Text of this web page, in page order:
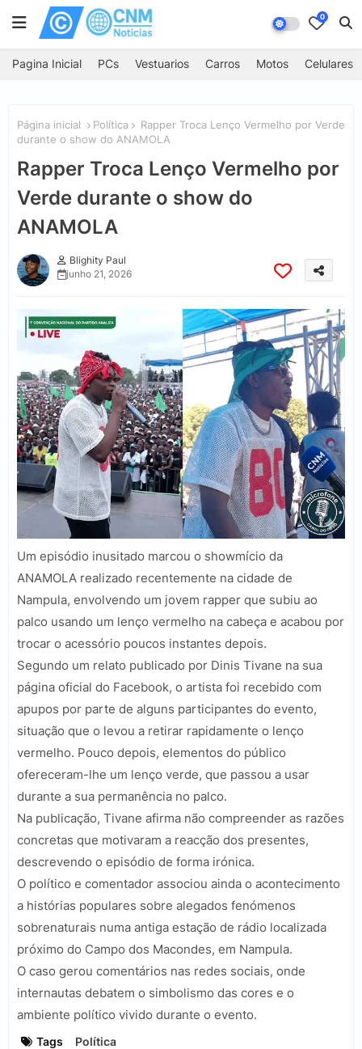
0
Pagina Inicial PCs Vestuarios Carros Motos Celulares
Página inicial Política
Rapper Troca Lenço Vermelho por Verde
durante o show do ANAMOLA
Rapper Troca Lenço Vermelho por
Verde durante o show do
ANAMOLA
Blighity Paul
junho 21, 2026
Um episódio inusitado marcou o showmício da
ANAMOLA realizado recentemente na cidade de
Nampula, envolvendo um jovem rapper que subiu ao
palco usando um lenço vermelho na cabeça e acabou por
trocar o acessório poucos instantes depois.
Segundo um relato publicado por Dinis Tivane na sua
página oficial do Facebook, o artista foi recebido com
apupos por parte de alguns participantes do evento,
situação que o levou a retirar rapidamente o lenço
vermelho. Pouco depois, elementos do público
ofereceram-lhe um lenço verde, que passou a usar
durante a sua permanência no palco.
Na publicação, Tivane afirma não compreender as razões
concretas que motivaram a reacção dos presentes,
descrevendo o episódio de forma irónica.
O político e comentador associou ainda o acontecimento
a histórias populares sobre alegados fenómenos
sobrenaturais numa antiga estação de rádio localizada
próximo do Campo dos Macondes, em Nampula.
O caso gerou comentários nas redes sociais, onde
internautas debatem o simbolismo das cores e o
ambiente político vivido durante o evento.
Tags Política